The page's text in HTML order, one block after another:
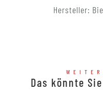
Hersteller:
Das könnte